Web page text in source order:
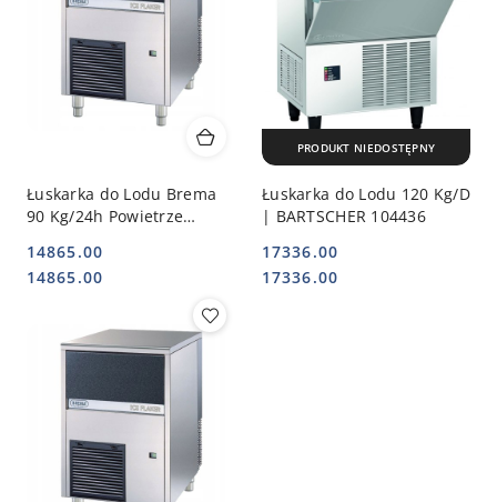
Łuskarka do Lodu Brema
90 Kg/24h Powietrze
Cena:
14865.00
Cena:
14865.00
Łuskarka do Lodu 120 Kg/D
| BARTSCHER 104436
Cena:
17336.00
Cena:
17336.00
PRODUKT NIEDOSTĘPNY